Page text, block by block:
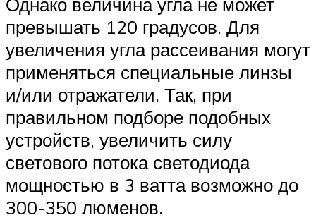
превышать 120 градусов. Для
увеличения угла рассеивания могут
применяться специальные линзы
и/или отражатели. Так, при
правильном подборе подобных
устройств, увеличить силу
светового потока светодиода
мощностью в 3 ватта возможно до
300-350 люменов.